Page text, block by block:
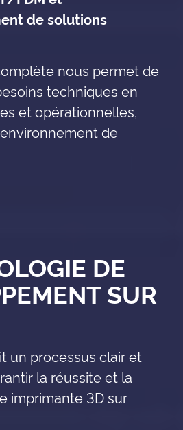
de solutions
nous permet de
techniques en
et opérationnelles,
de
DE
SUR
un processus clair et
la réussite et la
imprimante 3D sur